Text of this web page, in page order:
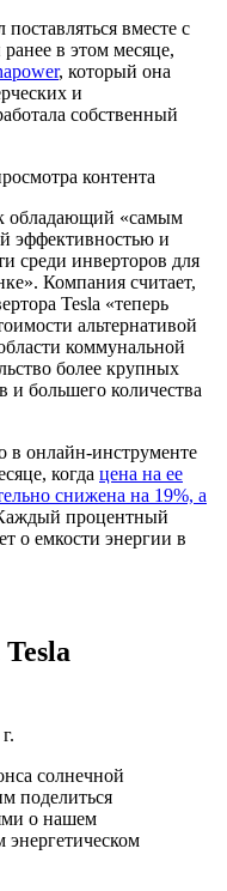
вместе с
в этом месяце,
, который она
и
собственный
контента
обладающий «самым
эффективностью и
среди инверторов для
Компания считает,
Tesla «теперь
альтернативой
коммунальной
более крупных
и большего количества
в онлайн-инструменте
когда цена на ее
снижена на 19%, а
процентный
о емкости энергии в
солнечной
поделиться
о нашем